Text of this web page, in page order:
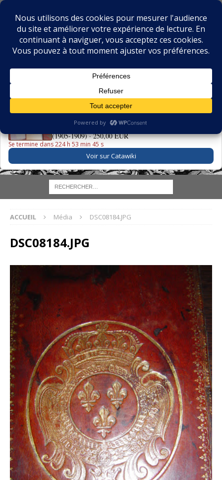
BIBLIOPHILIE.COM
LE BLOG DU BIBLIOPHILE, DES BIBLIOPHILES, DE LA
La Grande Danse Macabre des Vifs - Martin van Maële
(1905-1909) ·250,00 EUR
Se termine dans 224 h 53 min 45 s
Voir sur Catawiki
ACCUEIL Média DSC08184.JPG
DSC08184.JPG